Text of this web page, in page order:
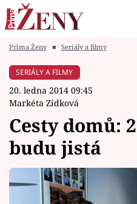
Módní alarm
Témata
Celebrity
Prima Ženy ■ Seriály a filmy
SERIÁLY A FILMY
20. ledna 2014 09:45
Markéta Zídková
Cesty domů:
budu jistá